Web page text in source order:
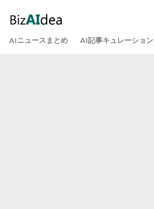
AIニュースまとめ AI記事キュレーション